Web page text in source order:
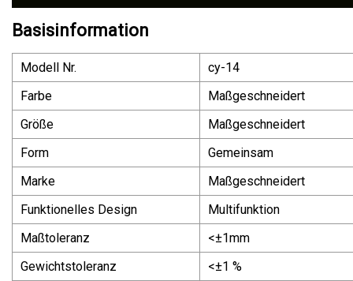
Basisinformation
Modell Nr.
cy-14
Farbe
Maßgeschneidert
Größe
Maßgeschneidert
Form
Gemeinsam
Marke
Maßgeschneidert
Funktionelles Design
Multifunktion
Maßtoleranz
<±1mm
Gewichtstoleranz
<±1 %